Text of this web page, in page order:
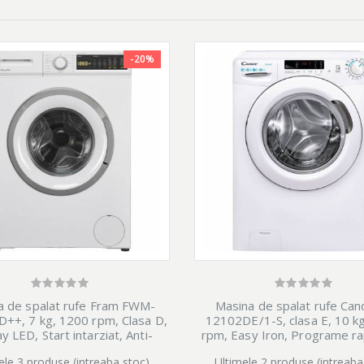
evita modificarea programului tau zilnic.
le speli mai intai? Beko are solutia
pe care vrei sa le porti imediat.
riscul deformarii sau deteriorarii lor.
din bumbac care sunt spalate la o
la 40ºC fara deteriorarea culorilor, a
-20%
de spalat rufe Fram FWM-
7 kg, 1200 rpm, Clasa D,
LED, Start intarziat, Anti-
Masina de spalat rufe
12102DE/1-S, clasa E, 10
rpm, Easy Iron, Programe